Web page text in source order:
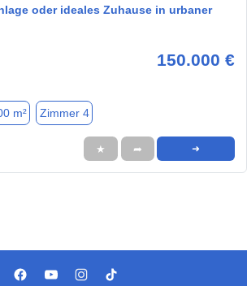
oder ideales Zuhause in urbaner
150.000 €
m² Zimmer 4
★ ➦ ➜